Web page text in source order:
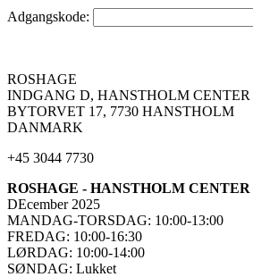
Adgangskode:
ROSHAGE
INDGANG D, HANSTHOLM CENTER
BYTORVET 17, 7730 HANSTHOLM
DANMARK
+45 3044 7730
ROSHAGE - HANSTHOLM CENTER
DEcember 2025
MANDAG-TORSDAG: 10:00-13:00
FREDAG: 10:00-16:30
LØRDAG: 10:00-14:00
SØNDAG: Lukket